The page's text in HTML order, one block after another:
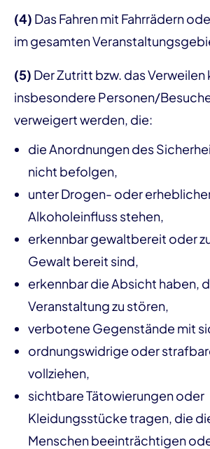
(4) Das Fahren mit Fahrrädern
im gesamten
(5) Der Zutritt bzw. das Verweilen
insbesondere Personen/
verweigert werden, die:
die Anordnungen des
nicht befolgen,
unter Drogen- oder
Alkoholeinfluss stehen,
erkennbar gewaltbereit oder
Gewalt bereit sind,
erkennbar die Absicht haben,
Veranstaltung zu stören,
verbotene Gegenstände mit
ordnungswidrige oder
vollziehen,
sichtbare Tätowierungen oder
Kleidungsstücke tragen, die
Menschen beeinträchtigen